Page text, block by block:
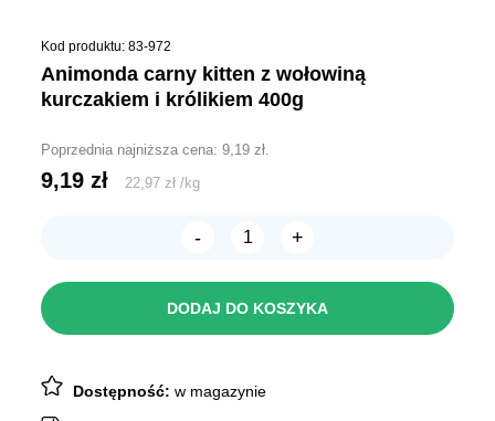
Kod produktu: 83-972
animonda carny kitten z wołowiną
kurczakiem i królikiem 400g
Poprzednia najniższa cena:9,19zł.
9,19zł 22,97zł /kg
-
ilość
z
400g
+
DODAJ DO KOSZYKA
Dostępność:w magazynie